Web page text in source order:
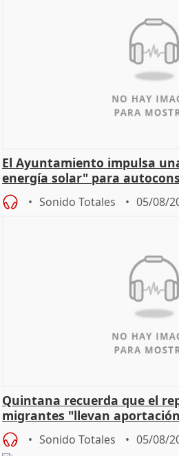
El Ayuntamiento impulsa
energía solar" para
Sonido Totales 05/08/
Quintana recuerda que el
migrantes "llevan
central
Sonido Totales 05/08/